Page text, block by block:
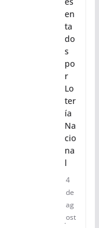
en
ta
do
s
po
r
Lo
ter
ía
Na
cio
na
l
4
de
ag
ost